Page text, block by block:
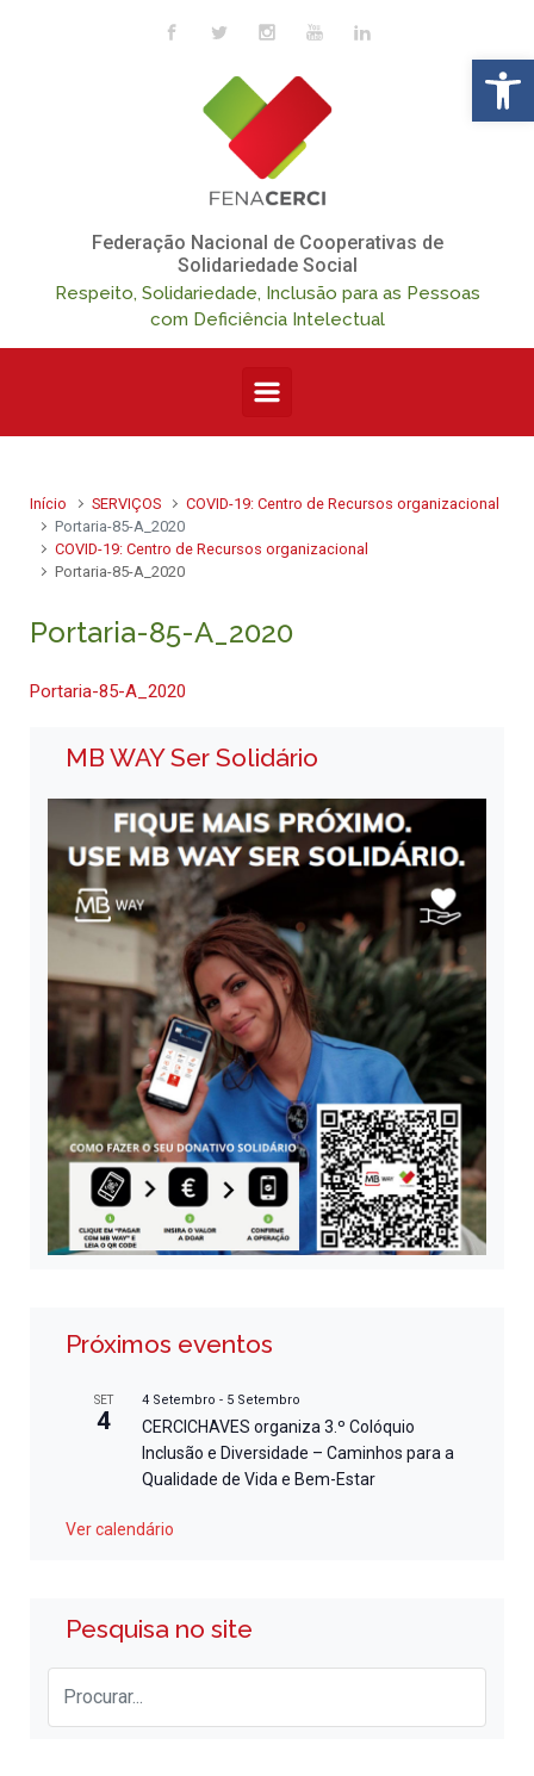
Skip to main content
Federação Nacional de Cooperativas de
Solidariedade Social
Respeito, Solidariedade, Inclusão para as Pessoas
com Deficiência Intelectual
Início SERVIÇOS
COVID-19: Centro de Recursos organizacional
Portaria-85-A_2020
COVID-19: Centro de Recursos organizacional
Portaria-85-A_2020
Portaria-85-A_2020
Portaria-85-A_2020
MB WAY Ser Solidário
Próximos eventos
SET
4
4 Setembro - 5 Setembro
CERCICHAVES organiza 3.º Colóquio
Inclusão e Diversidade – Caminhos para a
Qualidade de Vida e Bem-Estar
Ver calendário
Pesquisa no site